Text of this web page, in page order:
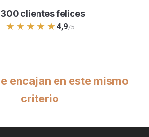
clientes felices
★★★★★ 4,9/5
encajan en este mismo
criterio